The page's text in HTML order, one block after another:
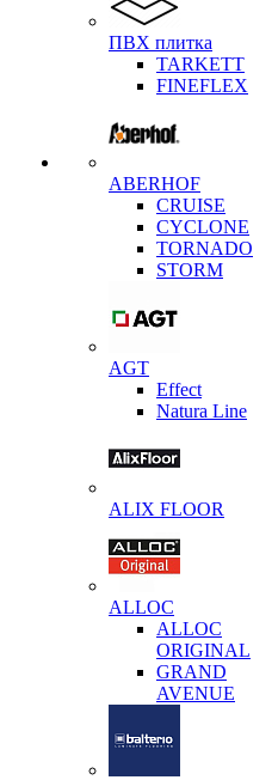
ПВХ плитка
TARKETT
FINEFLEX
ABERHOF
CRUISE
CYCLONE
TORNADO
STORM
AGT
Effect
Natura Line
ALIX FLOOR
ALLOC
ALLOC
ORIGINAL
GRAND
AVENUE